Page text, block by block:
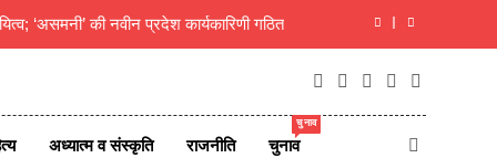
‘असमनी’ की नवीन प्रदेश कार्यकारिणी गठित
का राजस्थानी मोट्यार परिषद ने किया अभिनंदन
जीवन परिवर्तन का आधार- मुक्तांजना श्री जी
अध्यात्म व संस्कृति राजनीति चुनाव
चुनाव